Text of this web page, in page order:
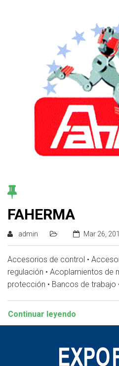
FAHERMA
admin Mar 26,
Accesorios de control •
regulación • Acoplamientos de
protección • Bancos de trabajo
Continuar leyendo